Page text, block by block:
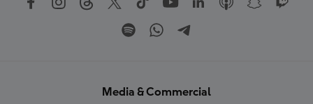
Media & Commercial